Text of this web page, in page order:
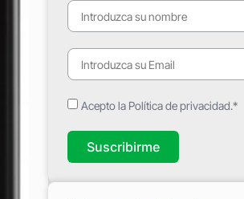
Acepto la Política de privacidad.*
Suscribirme